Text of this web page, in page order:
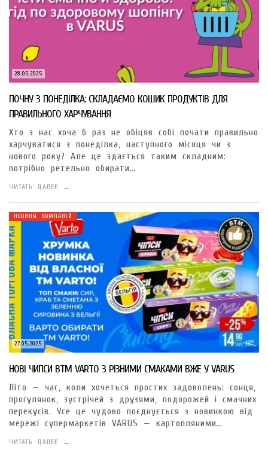
28.05.2025
ПОЧНУ З ПОНЕДІЛКА: СКЛАДАЄМО КОШИК ПРОДУКТІВ ДЛЯ
ПРАВИЛЬНОГО ХАРЧУВАННЯ
Хто з нас хоча б раз не обіцяв собі почати правильно
харчуватися з понеділка, наступного місяця чи з
нового року? Але це здається таким складним:
потрібно ретельно обирати…
ЧИТАТЬ ДАЛЕЕ →
27.05.2025
НОВИНИ КОМПАНІЙ
НОВІ ЧИПСИ ВТМ VARTO З РІЗНИМИ СМАКАМИ ВЖЕ У VARUS
Літо — час, коли хочеться простих задоволень: сонця,
прогулянок, зустрічей з друзями, подорожей і смачних
перекусів. Усе це чудово поєднується з новинкою від
мережі супермаркетів VARUS — картопляними…
ЧИТАТЬ ДАЛЕЕ →